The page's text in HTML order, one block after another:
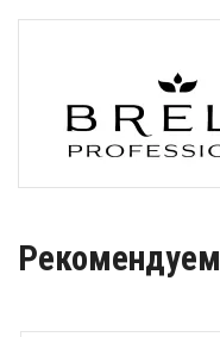
Рекомендуем